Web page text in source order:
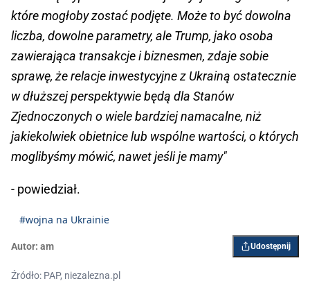
które mogłoby zostać podjęte. Może to być dowolna
liczba, dowolne parametry, ale Trump, jako osoba
zawierająca transakcje i biznesmen, zdaje sobie
sprawę, że relacje inwestycyjne z Ukrainą ostatecznie
w dłuższej perspektywie będą dla Stanów
Zjednoczonych o wiele bardziej namacalne, niż
jakiekolwiek obietnice lub wspólne wartości, o których
moglibyśmy mówić, nawet jeśli je mamy"
- powiedział.
#wojna na Ukrainie
Autor: am Udostępnij
Źródło: PAP, niezalezna.pl